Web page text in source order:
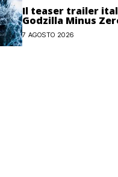
Il teaser trailer
Godzilla Minus
7 AGOSTO 2026